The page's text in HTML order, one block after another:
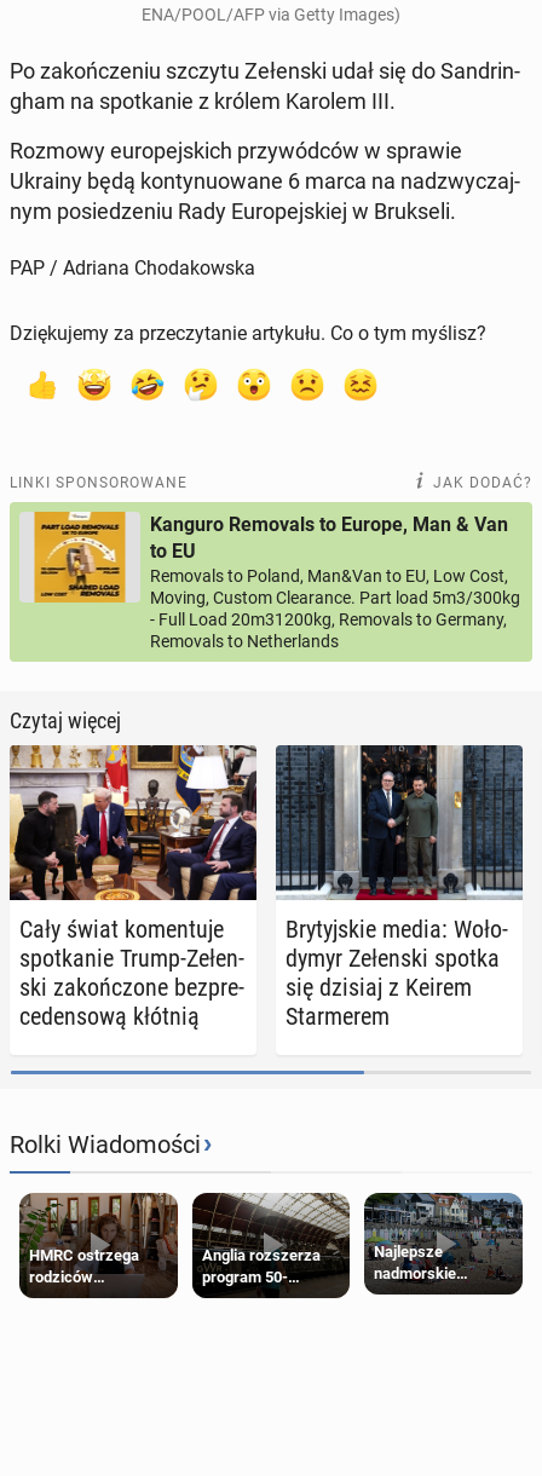
ENA/POOL/AFP via Getty Images)
Po za­koń­cze­niu szczytu Ze­łen­ski udał się do San­drin­
gham na spo­tka­nie z królem Karolem III.
Rozmowy eu­ro­pej­skich przy­wód­ców w sprawie
Ukrainy będą kon­ty­nu­owa­ne 6 marca na nad­zwy­czaj­
nym po­sie­dze­niu Rady Eu­ro­pej­skiej w Bruk­se­li.
PAP / Adriana Chodakowska
Dziękujemy za przeczytanie artykułu. Co o tym myślisz?
LINKI SPONSOROWANE JAK DODAĆ?
Kanguro Removals to Europe, Man & Van
to EU
Removals to Poland, Man&Van to EU, Low Cost,
Moving, Custom Clearance. Part load 5m3/300kg
- Full Load 20m31200kg, Removals to Germany,
Removals to Netherlands
Czytaj więcej
Cały świat ko­men­tu­je
spo­tka­nie Trump-Ze­łen­
ski za­koń­czo­ne bez­pre­
ce­den­so­wą kłótnią
Bry­tyj­skie media: Wo­ło­
dy­myr Ze­łen­ski spotka
się dzisiaj z Keirem
Star­me­rem
Rolki Wiadomości›
HMRC ostrzega
rodziców
pobierających Child
Anglia rozszerza
program 50-
procentowych
Najlepsze
nadmorskie
miasteczko blisko